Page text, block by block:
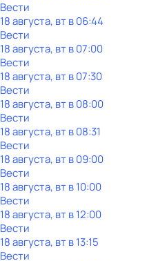
Вести
18 августа, вт в 06:44
Вести
18 августа, вт в 07:00
Вести
18 августа, вт в 07:30
Вести
18 августа, вт в 08:00
Вести
18 августа, вт в 08:31
Вести
18 августа, вт в 09:00
Вести
18 августа, вт в 10:00
Вести
18 августа, вт в 12:00
Вести
18 августа, вт в 13:15
Вести